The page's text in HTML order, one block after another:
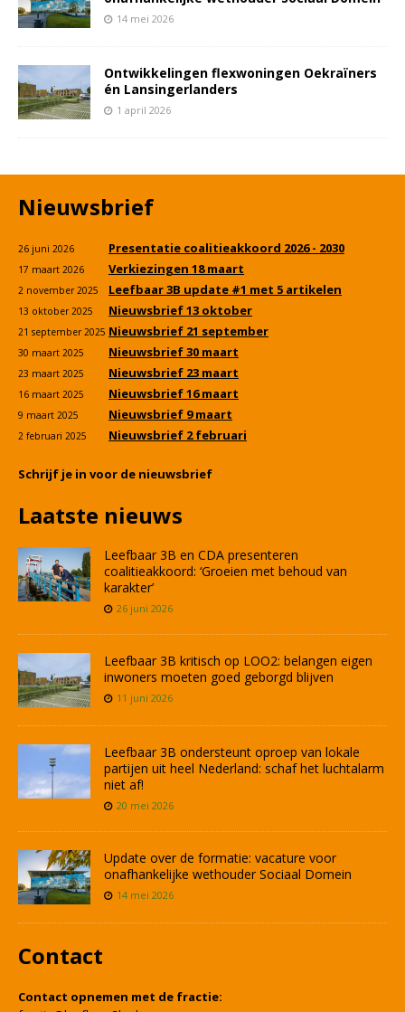
14 mei 2026
Ontwikkelingen flexwoningen Oekraïners
én Lansingerlanders
1 april 2026
Nieuwsbrief
26 juni 2026 Presentatie coalitieakkoord 2026 - 2030
17 maart 2026 Verkiezingen 18 maart
2 november 2025 Leefbaar 3B update #1 met 5 artikelen
13 oktober 2025 Nieuwsbrief 13 oktober
21 september 2025 Nieuwsbrief 21 september
30 maart 2025 Nieuwsbrief 30 maart
23 maart 2025 Nieuwsbrief 23 maart
16 maart 2025 Nieuwsbrief 16 maart
9 maart 2025 Nieuwsbrief 9 maart
2 februari 2025 Nieuwsbrief 2 februari
Schrijf je in voor de nieuwsbrief
Laatste nieuws
Leefbaar 3B en CDA presenteren
coalitieakkoord: ‘Groeien met behoud van
karakter’
26 juni 2026
Leefbaar 3B kritisch op LOO2: belangen eigen
inwoners moeten goed geborgd blijven
11 juni 2026
Leefbaar 3B ondersteunt oproep van lokale
partijen uit heel Nederland: schaf het luchtalarm
niet af!
20 mei 2026
Update over de formatie: vacature voor
onafhankelijke wethouder Sociaal Domein
14 mei 2026
Contact
Contact opnemen met de fractie: